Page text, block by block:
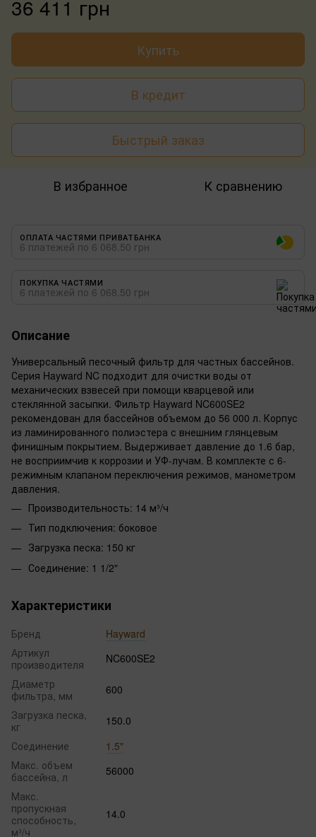
36 411 грн
Купить
В кредит
Быстрый заказ
В избранное К сравнению
ОПЛАТА ЧАСТЯМИ ПРИВАТБАНКА
6 платежей по 6 068.50 грн
ПОКУПКА ЧАСТЯМИ
6 платежей по 6 068.50 грн
Описание
Универсальный песочный фильтр для частных бассейнов.
Серия Hayward NC подходит для очистки воды от
механических взвесей при помощи кварцевой или
стеклянной засыпки. Фильтр Hayward NC600SE2
рекомендован для бассейнов объемом до 56 000 л. Корпус
из ламинированного полиэстера с внешним глянцевым
финишным покрытием. Выдерживает давление до 1.6 бар,
не восприимчив к коррозии и УФ-лучам. В комплекте с 6-
режимным клапаном переключения режимов, манометром
давления.
Производительность: 14 м³/ч
Тип подключения: боковое
Загрузка песка: 150 кг
Соединение: 1 1/2"
Характеристики
Бренд
Hayward
Артикул
производителя
NC600SE2
Диаметр
фильтра, мм
600
Загрузка песка,
кг
150.0
Соединение
1.5"
Макс. объем
бассейна, л
56000
Макс.
пропускная
способность,
м³/ч
14.0